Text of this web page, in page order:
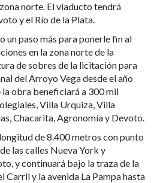
norte. El viaducto tendrá
y el Río de la Plata.
un paso más para ponerle fin al
en la zona norte de la
de sobres de la licitación para
del Arroyo Vega desde el año
la obra beneficiará a 300 mil
Villa Urquiza, Villa
Chacarita, Agronomía y Devoto.
de 8.400 metros con punto
las calles Nueva York y
y continuará bajo la traza de la
Carril y la avenida La Pampa hasta